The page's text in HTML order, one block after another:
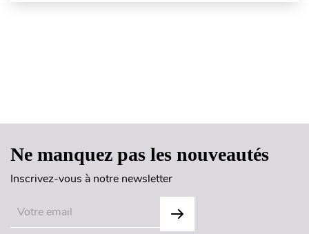
Ne manquez pas les nouveautés
Inscrivez-vous à notre newsletter